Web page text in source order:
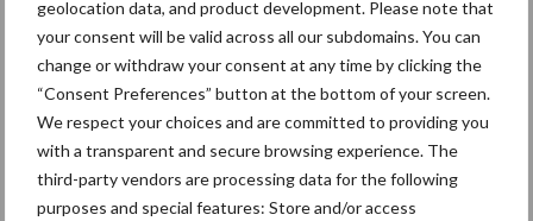
geolocation data, and product development. Please note that
your consent will be valid across all our subdomains. You can
change or withdraw your consent at any time by clicking the
“Consent Preferences” button at the bottom of your screen.
We respect your choices and are committed to providing you
with a transparent and secure browsing experience. The
third-party vendors are processing data for the following
purposes and special features: Store and/or access
Sidebar
Recent nieuws Partner nieuws
7 aug
Grondstoffenmarkt blijft grillig:
droogte en geopolitiek houden
handel in de greep
7 aug
De speenhuid: een vaak